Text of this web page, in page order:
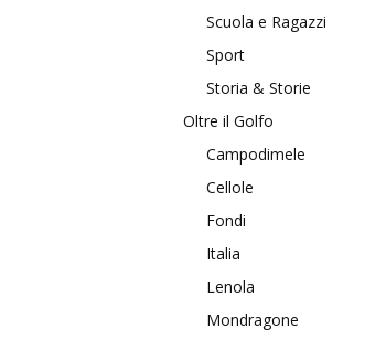
Scuola e Ragazzi
Sport
Storia & Storie
Oltre il Golfo
Campodimele
Cellole
Fondi
Italia
Lenola
Mondragone